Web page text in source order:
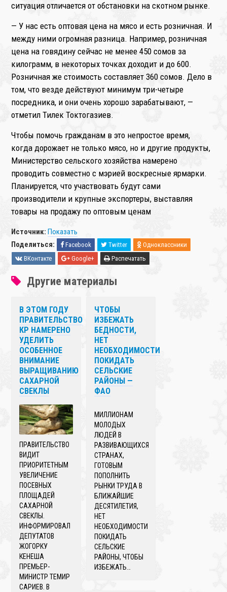
ситуация отличается от обстановки на скотном рынке.
— У нас есть оптовая цена на мясо и есть розничная. И
между ними огромная разница. Например, розничная
цена на говядину сейчас не менее 450 сомов за
килограмм, в некоторых точках доходит и до 600.
Розничная же стоимость составляет 360 сомов. Дело в
том, что везде действуют минимум три-четыре
посредника, и они очень хорошо зарабатывают, —
отметил Тилек Токтогазиев.
Чтобы помочь гражданам в это непростое время,
когда дорожает не только мясо, но и другие продукты,
Министерство сельского хозяйства намерено
проводить совместно с мэрией воскресные ярмарки.
Планируется, что участвовать будут сами
производители и крупные экспортеры, выставляя
товары на продажу по оптовым ценам
Источник:Показать
Поделиться:
Facebook Twitter
Одноклассники
ВКонтакте
Google+ Распечатать
Другие материалы
В ЭТОМ ГОДУ
ПРАВИТЕЛЬСТВО
КР НАМЕРЕНО
УДЕЛИТЬ
ОСОБЕННОЕ
ВНИМАНИЕ
ВЫРАЩИВАНИЮ
САХАРНОЙ
СВЕКЛЫ
ПРАВИТЕЛЬСТВО
ВИДИТ
ПРИОРИТЕТНЫМ
УВЕЛИЧЕНИЕ
ПОСЕВНЫХ
ПЛОЩАДЕЙ
САХАРНОЙ
СВЕКЛЫ.
ИНФОРМИРОВАЛ
ДЕПУТАТОВ
ЖОГОРКУ
КЕНЕША
ПРЕМЬЕР-
МИНИСТР ТЕМИР
САРИЕВ. В
ЧТОБЫ
ИЗБЕЖАТЬ
БЕДНОСТИ,
НЕТ
НЕОБХОДИМОСТИ
ПОКИДАТЬ
СЕЛЬСКИЕ
РАЙОНЫ —
ФАО
МИЛЛИОНАМ
МОЛОДЫХ
ЛЮДЕЙ В
РАЗВИВАЮЩИХСЯ
СТРАНАХ,
ГОТОВЫМ
ПОПОЛНИТЬ
РЫНКИ ТРУДА В
БЛИЖАЙШИЕ
ДЕСЯТИЛЕТИЯ,
НЕТ
НЕОБХОДИМОСТИ
ПОКИДАТЬ
СЕЛЬСКИЕ
РАЙОНЫ, ЧТОБЫ
ИЗБЕЖАТЬ…